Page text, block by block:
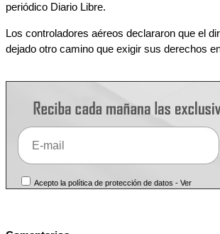
periódico Diario Libre.
Los controladores aéreos declararon que el
dejado otro camino que exigir sus derechos
Acepto la política de protección de datos -Ver